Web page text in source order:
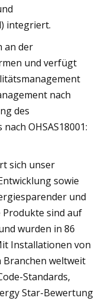
integriert.
an der
und verfügt
nach
des
OHSAS18001:
sich unser
sowie
und
Produkte sind auf
wurden in 86
Installationen von
Branchen weltweit
Standards,
Star-Bewertung